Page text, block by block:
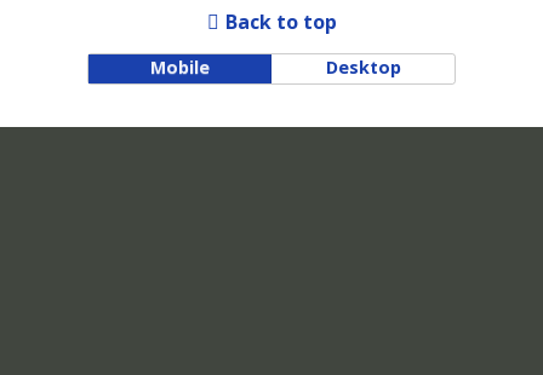
Back to top
Mobile Desktop